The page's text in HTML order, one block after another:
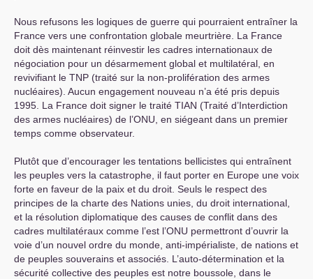
Nous refusons les logiques de guerre qui pourraient entraîner la
France vers une confrontation globale meurtrière. La France
doit dès maintenant réinvestir les cadres internationaux de
négociation pour un désarmement global et multilatéral, en
revivifiant le TNP (traité sur la non-prolifération des armes
nucléaires). Aucun engagement nouveau n’a été pris depuis
1995. La France doit signer le traité TIAN (Traité d’Interdiction
des armes nucléaires) de l’ONU , en siégeant dans un premier
temps comme observateur.
Plutôt que d’encourager les tentations bellicistes qui entraînent
les peuples vers la catastrophe, il faut porter en Europe une voix
forte en faveur de la paix et du droit. Seuls le respect des
principes de la charte des Nations unies, du droit international,
et la résolution diplomatique des causes de conflit dans des
cadres multilatéraux comme l’est l’ONU permettront d’ouvrir la
voie d’un nouvel ordre du monde, anti-impérialiste, de nations et
de peuples souverains et associés. L’auto-détermination et la
sécurité collective des peuples est notre boussole, dans le